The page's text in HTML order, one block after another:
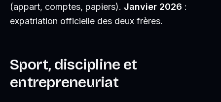
(appart, comptes, papiers). Janvier 2026 :
expatriation officielle des deux frères.
Sport, discipline et
entrepreneuriat